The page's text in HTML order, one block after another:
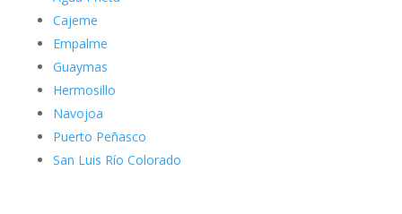
Cajeme
Empalme
Guaymas
Hermosillo
Navojoa
Puerto Peñasco
San Luis Río Colorado